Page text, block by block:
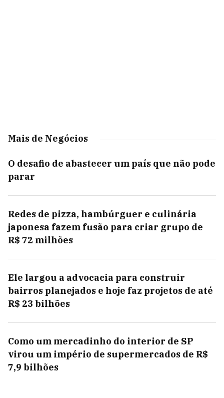
Mais de Negócios
O desafio de abastecer um país que não pode
parar
Redes de pizza, hambúrguer e culinária
japonesa fazem fusão para criar grupo de
R$ 72 milhões
Ele largou a advocacia para construir
bairros planejados e hoje faz projetos de até
R$ 23 bilhões
Como um mercadinho do interior de SP
virou um império de supermercados de R$
7,9 bilhões